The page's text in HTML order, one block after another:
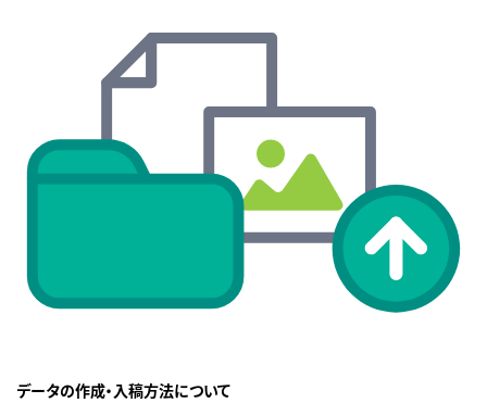
データの作成・入稿方法について